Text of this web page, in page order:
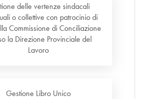
delle vertenze sindacali
o collettive con patrocinio di
Commissione di Conciliazione
la Direzione Provinciale del
Lavoro
Gestione Libro Unico